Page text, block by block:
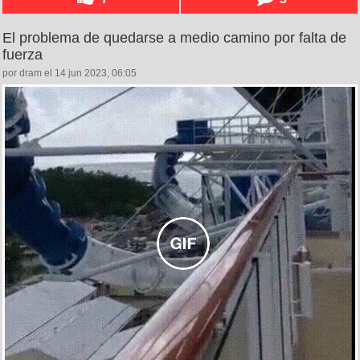
El problema de quedarse a medio camino por falta de
fuerza
por dram el 14 jun 2023, 06:05